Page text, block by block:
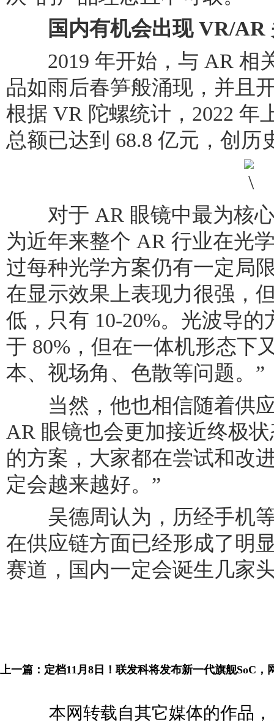
国内有机会出现 VR/AR
2019 年开始，与 AR 相
品如雨后春笋般涌现，并且
根据 VR 陀螺统计，2022 年
总额已达到 68.8 亿元，创历
对于 AR 眼镜中最为核心
为近年来整个 AR 行业在光
过每种光学方案仍有一定局
在显示效果上表现力很强，
低，只有 10-20%。光波导
于 80%，但在一体机形态下
本、视场角、色散等问题。”
当然，他也相信随着供应
AR 眼镜也会更加接近终极
的方案，大家都在尝试和改
定会越来越好。”
吴德周认为，历经手机等
在供应链方面已经形成了明
赛道，国内一定会诞生几家
上一篇： 定档11月8日！联发科将发布新一代旗舰SoC，
本网转载自其它媒体的作品